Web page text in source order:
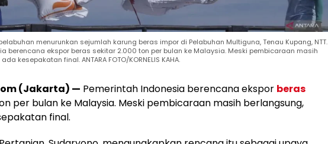
pelabuhan menurunkan sejumlah karung beras impor di Pelabuhan Multiguna, Tenau Kupang, NTT.
berencana ekspor beras sekitar 2.000 ton per bulan ke Malaysia. Meski pembicaraan masih
kesepakatan final. ANTARA FOTO/KORNELIS KAHA.
(Jakarta) — Pemerintah Indonesia berencana ekspor beras
per bulan ke Malaysia. Meski pembicaraan masih berlangsung,
final.